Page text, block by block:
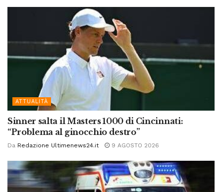
ATTUALITÀ
Sinner salta il Masters 1000 di Cincinnati:
“Problema al ginocchio destro”
Da Redazione Ultimenews24.it 9 AGOSTO 2026